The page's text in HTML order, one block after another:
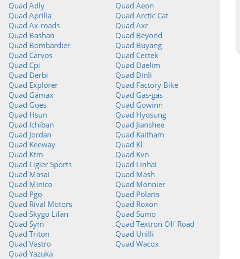
Quad Adly
Quad Aeon
Quad Aprilia
Quad Arctic Cat
Quad Ax-roads
Quad Axr
Quad Bashan
Quad Beyond
Quad Bombardier
Quad Buyang
Quad Carvos
Quad Cectek
Quad Cpi
Quad Daelim
Quad Derbi
Quad Dinli
Quad Explorer
Quad Factory Bike
Quad Gamax
Quad Gas-gas
Quad Goes
Quad Gowinn
Quad Hsun
Quad Hyosung
Quad Ichiban
Quad Jianshee
Quad Jordan
Quad Kaitham
Quad Keeway
Quad Kl
Quad Ktm
Quad Kvn
Quad Ligier Sports
Quad Linhai
Quad Masai
Quad Mash
Quad Minico
Quad Monnier
Quad Pgo
Quad Polaris
Quad Rival Motors
Quad Roxon
Quad Skygo Lifan
Quad Sumo
Quad Sym
Quad Textron Off Road
Quad Triton
Quad Unilli
Quad Vastro
Quad Wacox
Quad Yazuka